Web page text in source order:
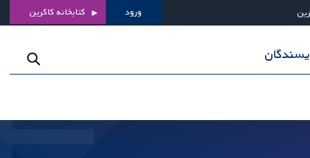
ورود کتابخانه کاکرین